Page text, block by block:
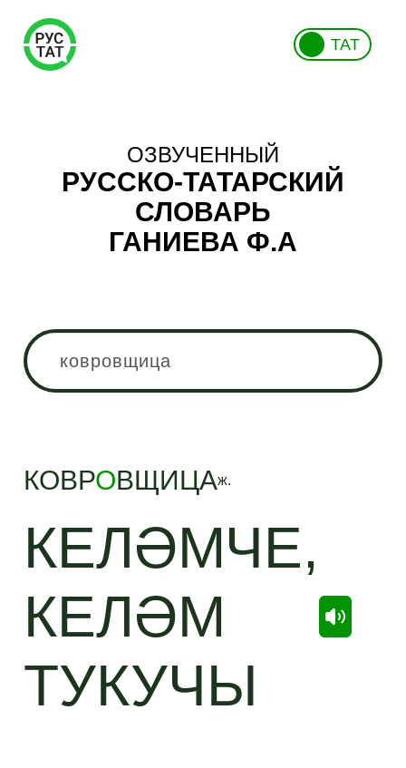
ТАТ
ОЗВУЧЕННЫЙ
РУССКО-ТАТАРСКИЙ
СЛОВАРЬ
ГАНИЕВА Ф.А
КОВРОВЩИЦАж.
КЕЛӘМЧЕ,
КЕЛӘМ
ТУКУЧЫ